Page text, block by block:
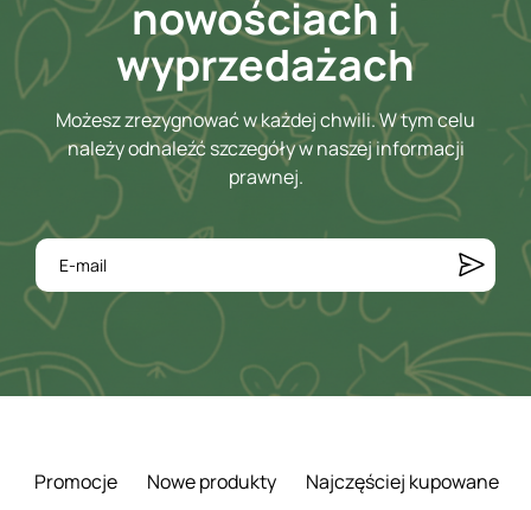
nowościach i
wyprzedażach
Możesz zrezygnować w każdej chwili. W tym celu
należy odnaleźć szczegóły w naszej informacji
prawnej.
Promocje Nowe produkty Najczęściej kupowane